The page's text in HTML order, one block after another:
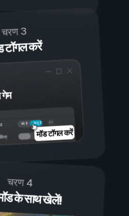
चरण 3
टॉगल करें
चालू है
बंद है
मॉड टॉगल करें
चरण 4
के साथ खेलें!